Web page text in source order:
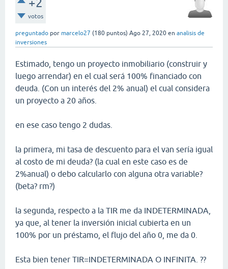
+2
votos
preguntado por marcelo27 (180 puntos) Ago 27, 2020 en analisis de
inversiones
Estimado, tengo un proyecto inmobiliario (construir y
luego arrendar) en el cual será 100% financiado con
deuda. (Con un interés del 2% anual) el cual considera
un proyecto a 20 años.
en ese caso tengo 2 dudas.
la primera, mi tasa de descuento para el van sería igual
al costo de mi deuda? (la cual en este caso es de
2%anual) o debo calcularlo con alguna otra variable?
(beta? rm?)
la segunda, respecto a la TIR me da INDETERMINADA,
ya que, al tener la inversión inicial cubierta en un
100% por un préstamo, el flujo del año 0, me da 0.
Esta bien tener TIR=INDETERMINADA O INFINITA. ??